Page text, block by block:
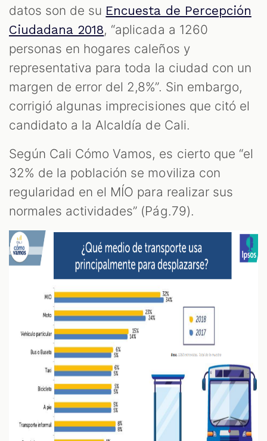
datos son de su Encuesta de Percepción
Ciudadana 2018, “aplicada a 1260
personas en hogares caleños y
representativa para toda la ciudad con un
margen de error del 2,8%”. Sin embargo,
corrigió algunas imprecisiones que citó el
candidato a la Alcaldía de Cali.
Según Cali Cómo Vamos, es cierto que “el
32% de la población se moviliza con
regularidad en el MÍO para realizar sus
normales actividades” (Pág.79).